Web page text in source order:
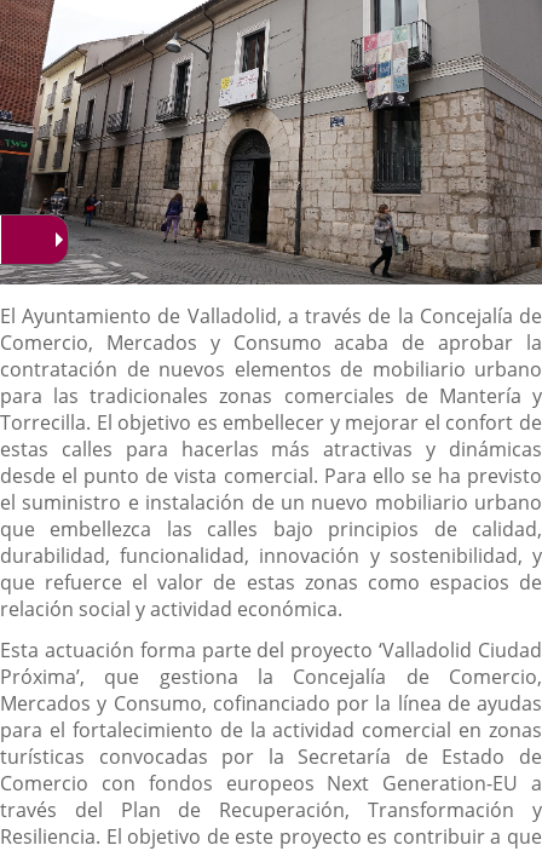
Descripción
El Ayuntamiento de Valladolid, a través de la Concejalía de
Comercio, Mercados y Consumo acaba de aprobar la
contratación de nuevos elementos de mobiliario urbano
para las tradicionales zonas comerciales de Mantería y
Torrecilla. El objetivo es embellecer y mejorar el confort de
estas calles para hacerlas más atractivas y dinámicas
desde el punto de vista comercial. Para ello se ha previsto
el suministro e instalación de un nuevo mobiliario urbano
que embellezca las calles bajo principios de calidad,
durabilidad, funcionalidad, innovación y sostenibilidad, y
que refuerce el valor de estas zonas como espacios de
relación social y actividad económica.
Esta actuación forma parte del proyecto ‘Valladolid Ciudad
Próxima’, que gestiona la Concejalía de Comercio,
Mercados y Consumo, cofinanciado por la línea de ayudas
para el fortalecimiento de la actividad comercial en zonas
turísticas convocadas por la Secretaría de Estado de
Comercio con fondos europeos Next Generation-EU a
través del Plan de Recuperación, Transformación y
Resiliencia. El objetivo de este proyecto es contribuir a que